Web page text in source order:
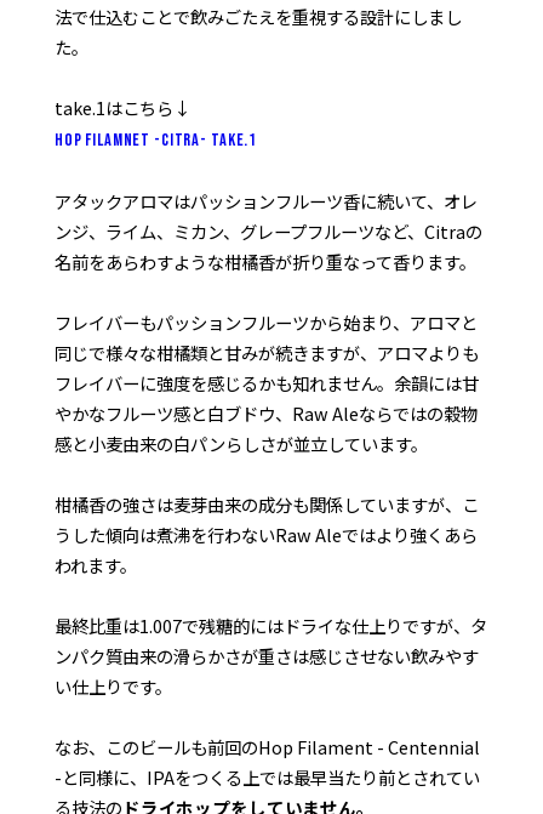
法で仕込むことで飲みごたえを重視する設計にしまし
た。
take.1はこちら↓
Hop Filamnet -Citra- Take.1
アタックアロマはパッションフルーツ香に続いて、オレ
ンジ、ライム、ミカン、グレープフルーツなど、Citraの
名前をあらわすような柑橘香が折り重なって香ります。
フレイバーもパッションフルーツから始まり、アロマと
同じで様々な柑橘類と甘みが続きますが、アロマよりも
フレイバーに強度を感じるかも知れません。余韻には甘
やかなフルーツ感と白ブドウ、Raw Aleならではの穀物
感と小麦由来の白パンらしさが並立しています。
柑橘香の強さは麦芽由来の成分も関係していますが、こ
うした傾向は煮沸を行わないRaw Aleではより強くあら
われます。
最終比重は1.007で残糖的にはドライな仕上りですが、タ
ンパク質由来の滑らかさが重さは感じさせない飲みやす
い仕上りです。
なお、このビールも前回のHop Filament - Centennial
-と同様に、IPAをつくる上では最早当たり前とされてい
る技法の ドライホップをしていません。